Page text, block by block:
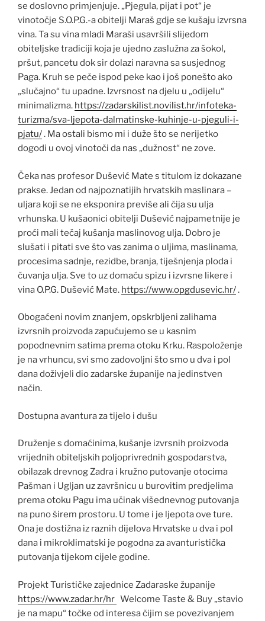
se doslovno primjenjuje. „Pjegula, pijat i pot“ je
vinotočje S.O.P.G.-a obitelji Maraš gdje se kušaju izvrsna
vina. Ta su vina mladi Maraši usavršili slijedom
obiteljske tradiciji koja je ujedno zaslužna za šokol,
pršut, pancetu dok sir dolazi naravna sa susjednog
Paga. Kruh se peče ispod peke kao i još ponešto ako
„slučajno“ tu upadne. Izvrsnost na djelu u „odijelu“
minimalizma. https://zadarskilist.novilist.hr/infoteka-
turizma/sva-ljepota-dalmatinske-kuhinje-u-pjeguli-i-
pjatu/. Ma ostali bismo mi i duže što se nerijetko
dogodi u ovoj vinotoči da nas „dužnost“ ne zove.
Čeka nas profesor Dušević Mate s titulom iz dokazane
prakse. Jedan od najpoznatijih hrvatskih maslinara –
uljara koji se ne eksponira previše ali čija su ulja
vrhunska. U kušaonici obitelji Dušević najpametnije je
proći mali tečaj kušanja maslinovog ulja. Dobro je
slušati i pitati sve što vas zanima o uljima, maslinama,
procesima sadnje, rezidbe, branja, tiješnjenja ploda i
čuvanja ulja. Sve to uz domaću spizu i izvrsne likere i
vina O.P.G. Dušević Mate. https://www.opgdusevic.hr/.
Obogaćeni novim znanjem, opskrbljeni zalihama
izvrsnih proizvoda zapućujemo se u kasnim
popodnevnim satima prema otoku Krku. Raspoloženje
je na vrhuncu, svi smo zadovoljni što smo u dva i pol
dana doživjeli dio zadarske županije na jedinstven
način.
Dostupna avantura za tijelo i dušu
Druženje s domaćinima, kušanje izvrsnih proizvoda
vrijednih obiteljskih poljoprivrednih gospodarstva,
obilazak drevnog Zadra i kružno putovanje otocima
Pašman i Ugljan uz završnicu u burovitim predjelima
prema otoku Pagu ima učinak višednevnog putovanja
na puno širem prostoru. U tome i je ljepota ove ture.
Ona je dostižna iz raznih dijelova Hrvatske u dva i pol
dana i mikroklimatski je pogodna za avanturistička
putovanja tijekom cijele godine.
Projekt Turističke zajednice Zadaraske županije
https://www.zadar.hr/hr Welcome Taste & Buy „stavio
je na mapu“ točke od interesa čijim se povezivanjem